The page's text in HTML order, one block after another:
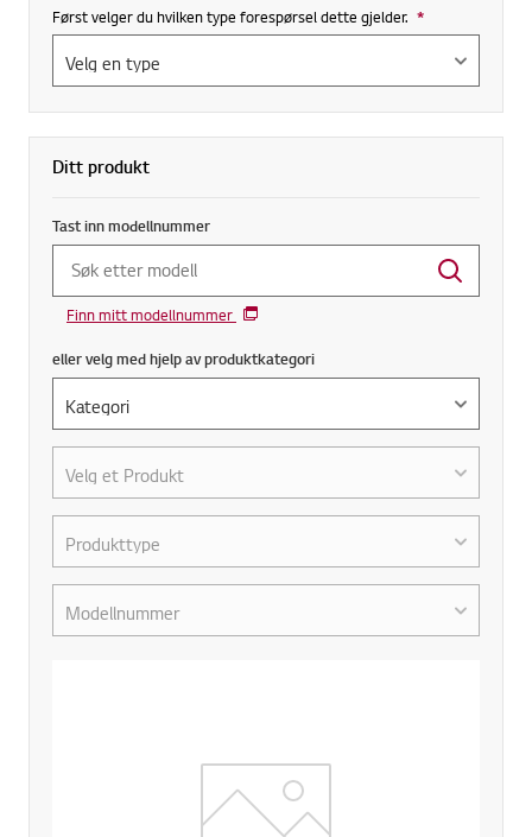
Først velger du hvilken type forespørsel dette gjelder. *
Ditt produkt
Tast inn modellnummer
Finn mitt modellnummer
eller velg med hjelp av produktkategori